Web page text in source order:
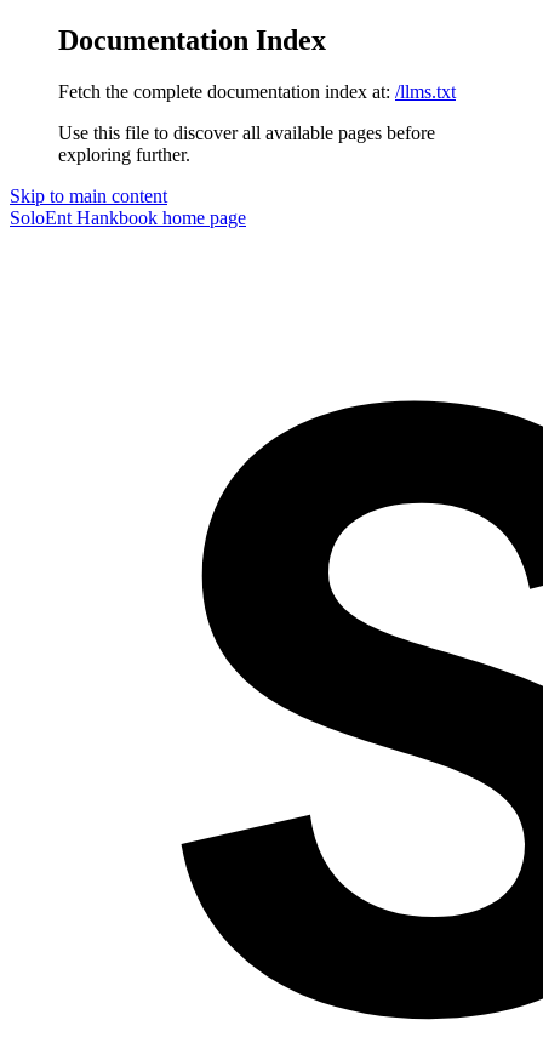
Documentation Index
Fetch the complete documentation index at: /llms.txt
Use this file to discover all available pages before
exploring further.
Skip to main content
SoloEnt Hankbook home page